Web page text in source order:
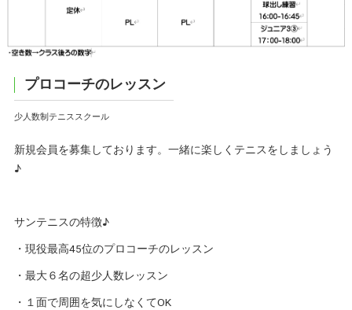
プロコーチのレッスン
少人数制テニススクール
新規会員を募集しております。一緒に楽しくテニスをしましょう
♪
サンテニスの特徴♪
・現役最高45位のプロコーチのレッスン
・最大６名の超少人数レッスン
・１面で周囲を気にしなくてOK